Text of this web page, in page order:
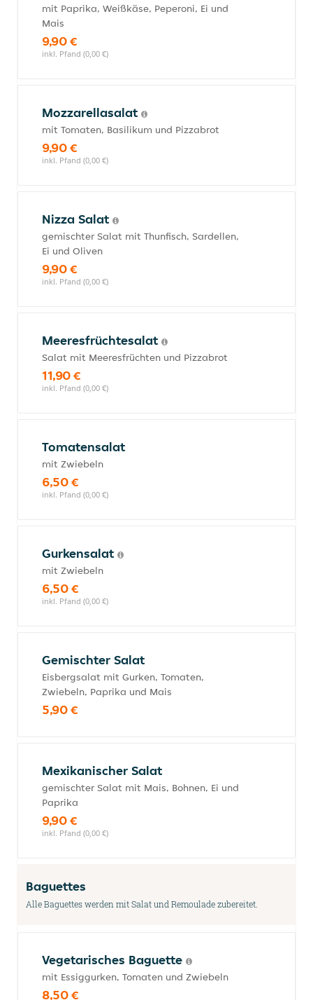
mit Paprika, Weißkäse, Peperoni, Ei und
Mais
9,90 €
inkl. Pfand (0,00 €)
Mozzarellasalat
mit Tomaten, Basilikum und Pizzabrot
9,90 €
inkl. Pfand (0,00 €)
Nizza Salat
gemischter Salat mit Thunfisch, Sardellen,
Ei und Oliven
9,90 €
inkl. Pfand (0,00 €)
Meeresfrüchtesalat
Salat mit Meeresfrüchten und Pizzabrot
11,90 €
inkl. Pfand (0,00 €)
Tomatensalat
mit Zwiebeln
6,50 €
inkl. Pfand (0,00 €)
Gurkensalat
mit Zwiebeln
6,50 €
inkl. Pfand (0,00 €)
Gemischter Salat
Eisbergsalat mit Gurken, Tomaten,
Zwiebeln, Paprika und Mais
5,90 €
Mexikanischer Salat
gemischter Salat mit Mais, Bohnen, Ei und
Paprika
9,90 €
inkl. Pfand (0,00 €)
Baguettes
Alle Baguettes werden mit Salat und Remoulade zubereitet.
Vegetarisches Baguette
mit Essiggurken, Tomaten und Zwiebeln
8,50 €